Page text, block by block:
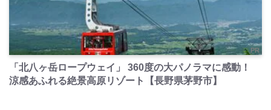
PR
「北八ヶ岳ロープウェイ」 360度の大パノラマに感動！
涼感あふれる絶景高原リゾート【長野県茅野市】